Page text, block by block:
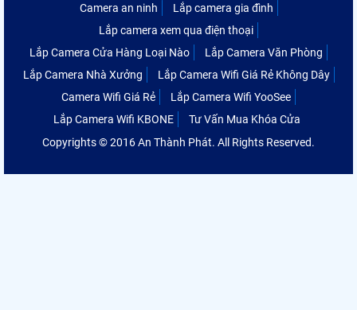
Camera an ninh
Lắp camera gia đình
Lắp camera xem qua điện thoại
Lắp Camera Cửa Hàng Loại Nào
Lắp Camera Văn Phòng
Lắp Camera Nhà Xưởng
Lắp Camera Wifi Giá Rẻ Không Dây
Camera Wifi Giá Rẻ
Lắp Camera Wifi YooSee
Lắp Camera Wifi KBONE
Tư Vấn Mua Khóa Cửa
Copyrights © 2016 An Thành Phát. All Rights Reserved.